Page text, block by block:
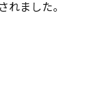
ました。